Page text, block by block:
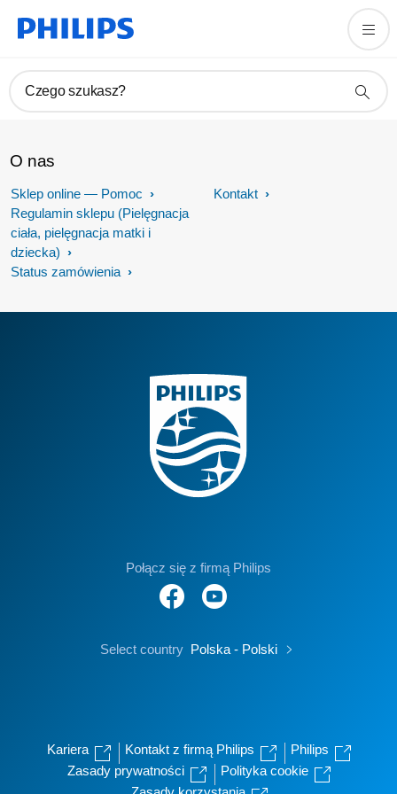
Czego szukasz?
O nas
Sklep online — Pomoc
Regulamin sklepu (Pielęgnacja
ciała, pielęgnacja matki i
dziecka)
Status zamówienia
Kontakt
Połącz się z firmą Philips
Select country Polska - Polski
Kariera Kontakt z firmą Philips
Philips
Zasady prywatności
Polityka cookie